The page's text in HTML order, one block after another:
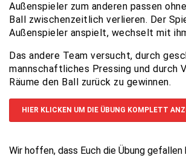
Außenspieler zum anderen passen
Ball zwischenzeitlich verlieren. Der
Außenspieler anspielt, wechselt mit
Das andere Team versucht, durch
mannschaftliches Pressing und durch
Räume den Ball zurück zu gewinnen.
HIER KLICKEN UM DIE ÜBUNG KOMPLETT
Wir hoffen, dass Euch die Übung gefallen